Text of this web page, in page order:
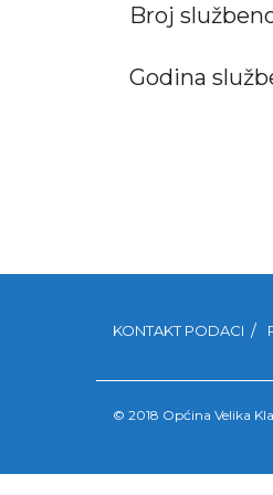
Broj
Godina
KONTAKT PODACI
© 2018 Općina Velika